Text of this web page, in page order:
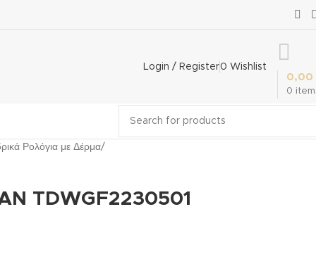
Login / Register0 Wishlist
0
0,00
Ρολόγια με Δέρμα
TDWGF2230501